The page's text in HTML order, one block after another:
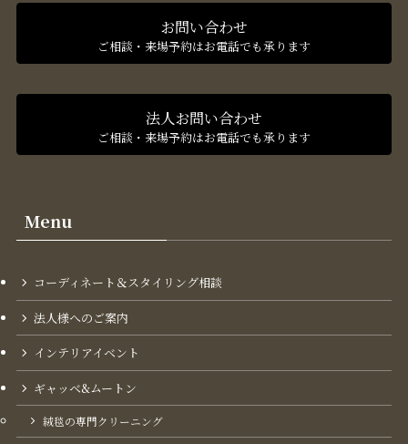
お問い合わせ
ご相談・来場予約はお電話でも承ります
法人お問い合わせ
ご相談・来場予約はお電話でも承ります
Menu
コーディネート＆スタイリング​相談
法人様へのご案内
インテリアイベント
ギャッベ&ムートン
絨毯の専門クリーニング